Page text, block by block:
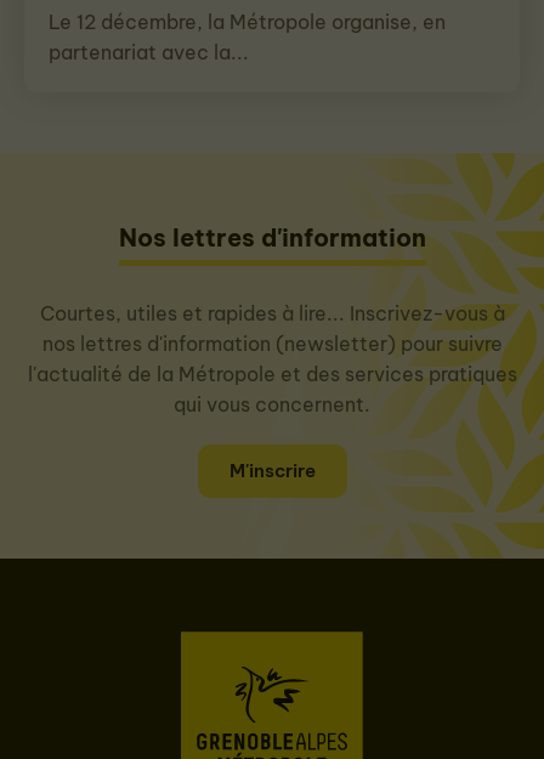
Le 12 décembre, la Métropole organise, en
partenariat avec la...
Nos lettres d'information
Courtes, utiles et rapides à lire... Inscrivez-vous à
nos lettres d'information (newsletter) pour suivre
l'actualité de la Métropole et des services pratiques
qui vous concernent.
M'inscrire